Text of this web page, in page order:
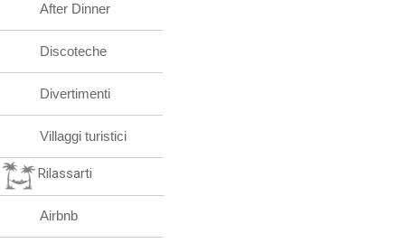
After Dinner
Discoteche
Divertimenti
Villaggi turistici
Rilassarti
Airbnb